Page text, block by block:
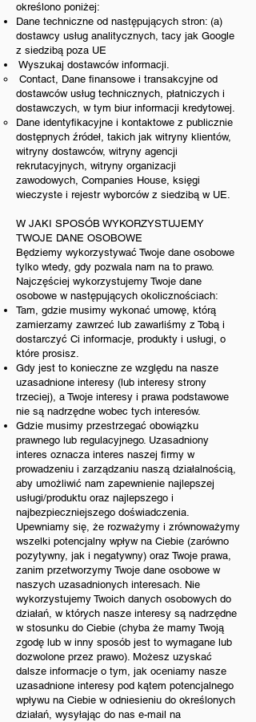
określono poniżej:
Dane techniczne od następujących stron: (a)
dostawcy usług analitycznych, tacy jak Google
z siedzibą poza UE
Wyszukaj dostawców informacji.
Contact, Dane finansowe i transakcyjne od
dostawców usług technicznych, płatniczych i
dostawczych, w tym biur informacji kredytowej.
Dane identyfikacyjne i kontaktowe z publicznie
dostępnych źródeł, takich jak witryny klientów,
witryny dostawców, witryny agencji
rekrutacyjnych, witryny organizacji
zawodowych, Companies House, księgi
wieczyste i rejestr wyborców z siedzibą w UE.
W JAKI SPOSÓB WYKORZYSTUJEMY
TWOJE DANE OSOBOWE
Będziemy wykorzystywać Twoje dane osobowe
tylko wtedy, gdy pozwala nam na to prawo.
Najczęściej wykorzystujemy Twoje dane
osobowe w następujących okolicznościach:
Tam, gdzie musimy wykonać umowę, którą
zamierzamy zawrzeć lub zawarliśmy z Tobą i
dostarczyć Ci informacje, produkty i usługi, o
które prosisz.
Gdy jest to konieczne ze względu na nasze
uzasadnione interesy (lub interesy strony
trzeciej), a Twoje interesy i prawa podstawowe
nie są nadrzędne wobec tych interesów.
Gdzie musimy przestrzegać obowiązku
prawnego lub regulacyjnego. Uzasadniony
interes oznacza interes naszej firmy w
prowadzeniu i zarządzaniu naszą działalnością,
aby umożliwić nam zapewnienie najlepszej
usługi/produktu oraz najlepszego i
najbezpieczniejszego doświadczenia.
Upewniamy się, że rozważymy i zrównoważymy
wszelki potencjalny wpływ na Ciebie (zarówno
pozytywny, jak i negatywny) oraz Twoje prawa,
zanim przetworzymy Twoje dane osobowe w
naszych uzasadnionych interesach. Nie
wykorzystujemy Twoich danych osobowych do
działań, w których nasze interesy są nadrzędne
w stosunku do Ciebie (chyba że mamy Twoją
zgodę lub w inny sposób jest to wymagane lub
dozwolone przez prawo). Możesz uzyskać
dalsze informacje o tym, jak oceniamy nasze
uzasadnione interesy pod kątem potencjalnego
wpływu na Ciebie w odniesieniu do określonych
działań, wysyłając do nas e-mail na